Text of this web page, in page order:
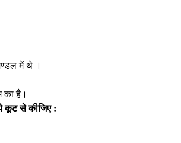
में थे ।
का है।
कूट से कीजिए :